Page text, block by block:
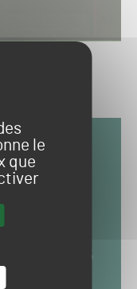
le
que